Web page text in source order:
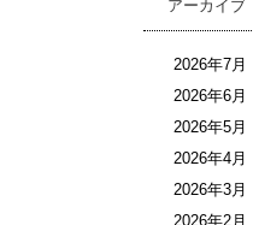
アーカイブ
2026年7月
2026年6月
2026年5月
2026年4月
2026年3月
2026年2月